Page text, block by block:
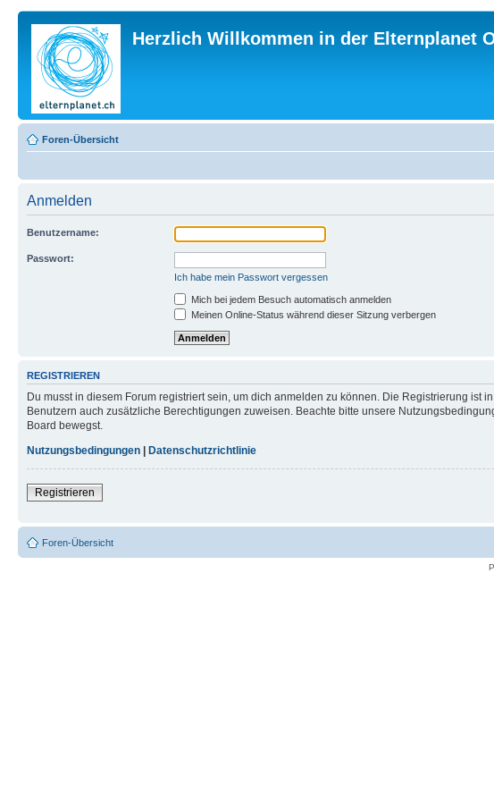
Herzlich Willkommen in der Elternplanet
Foren-Übersicht
Anmelden
Benutzername:
Passwort:
Ich habe mein Passwort vergessen
Mich bei jedem Besuch automatisch anmelden
Meinen Online-Status während dieser Sitzung verbergen
REGISTRIEREN
Du musst in diesem Forum registriert sein, um dich anmelden zu können. Die Registrierung
Benutzern auch zusätzliche Berechtigungen zuweisen. Beachte bitte unsere
Board bewegst.
Nutzungsbedingungen | Datenschutzrichtlinie
Registrieren
Foren-Übersicht